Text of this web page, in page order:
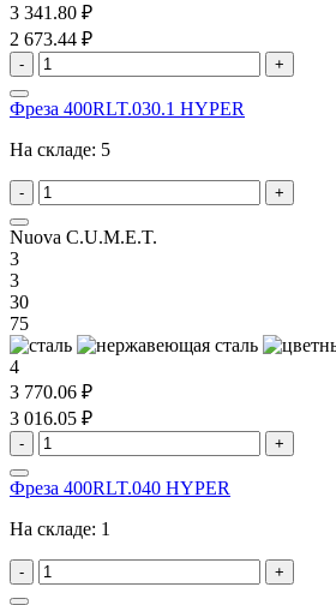
3 341.80 ₽
2 673.44 ₽
- +
Фреза 400RLT.030.1 HYPER
На складе: 5
- +
Nuova C.U.M.E.T.
3
3
30
75
4
3 770.06 ₽
3 016.05 ₽
- +
Фреза 400RLT.040 HYPER
На складе: 1
- +